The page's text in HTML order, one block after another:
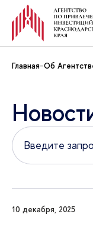
Главная Об
10 декабря, 2025